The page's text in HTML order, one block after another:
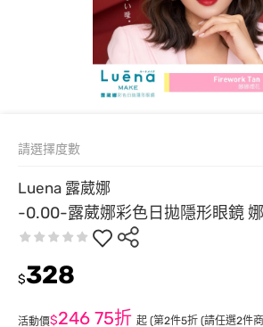
Luena 露葳娜
-0.00-露葳娜彩色日拋隱形眼鏡
$328
活動價$246 75折 起 (第2件5折 (請任選2件
請選擇度數